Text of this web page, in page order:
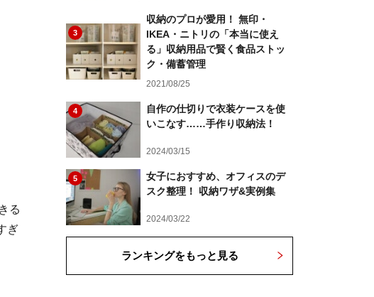
る
ぎ
3
収納のプロが愛用！ 無印・
IKEA・ニトリの「本当に使え
る」収納用品で賢く食品ストッ
ク・備蓄管理
2021/08/25
4
自作の仕切りで衣装ケースを使
いこなす……手作り収納法！
2024/03/15
5
女子におすすめ、オフィスのデ
スク整理！ 収納ワザ&実例集
2024/03/22
ランキングをもっと見る